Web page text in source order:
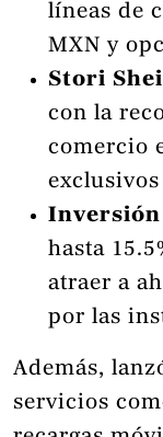
líneas de
MXN y
Stori
con la
comercio
Inversión
hasta
atraer a
por las
Además,
servicios